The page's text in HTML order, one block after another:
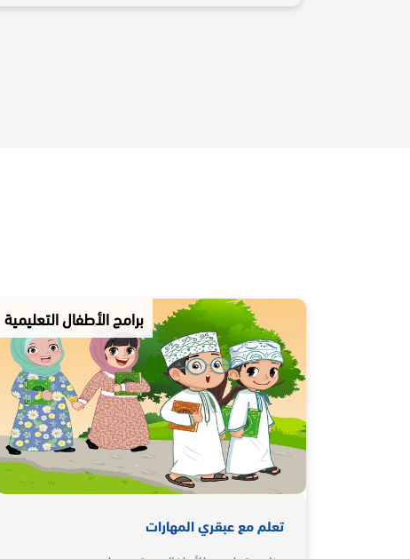
برامج الأطفال التعليمية
تعلم مع عبقري المهارات